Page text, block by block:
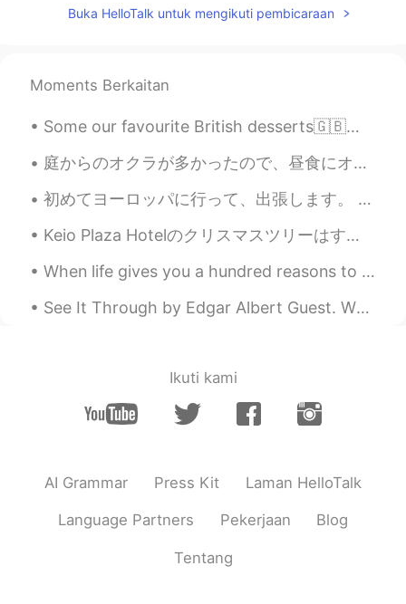
Buka HelloTalk untuk mengikuti pembicaraan
Moments Berkaitan
Some our favourite British desserts🇬🇧❤️ Christmas pudding Sticky toffee pudding Carrot cake Jam R...
庭からのオクラが多かったので、昼食にオクラで何か作りたかった There was a lot of okra from the garden, so for lunch I wanted to ...
初めてヨーロッパに行って、出張します。 台湾で働くときは、海外出張を全然想像しませんでした！ そして、日本で仕事をやって、上司からの頼みをもらって、三週間の出張をしています。 それはいい経験で、...
Keio Plaza Hotelのクリスマスツリーはすごくおしゃれですね！😆🎄✨ The Christmas tree at the Keio Plaza Hotel is super sty...
When life gives you a hundred reasons to break down and cry, show life that you have a million re...
See It Through by Edgar Albert Guest. When you're up against a trouble, Meet it squarely, face ...
Ikuti kami
AI Grammar Press Kit Laman HelloTalk
Language Partners Pekerjaan Blog
Tentang